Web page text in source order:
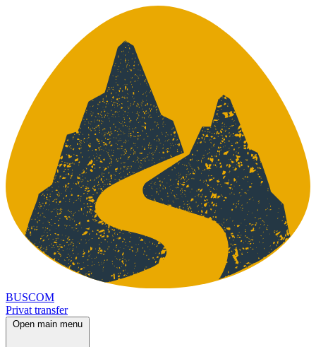
BUSCOM
Privat transfer
Open main menu